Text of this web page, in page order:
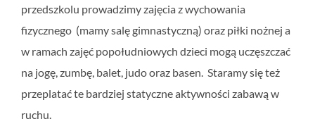
przedszkolu prowadzimy zajęcia z wychowania
fizycznego (mamy salę gimnastyczną) oraz piłki nożnej a
w ramach zajęć popołudniowych dzieci mogą uczęszczać
na jogę, zumbę, balet, judo oraz basen. Staramy się też
przeplatać te bardziej statyczne aktywności zabawą w
ruchu.